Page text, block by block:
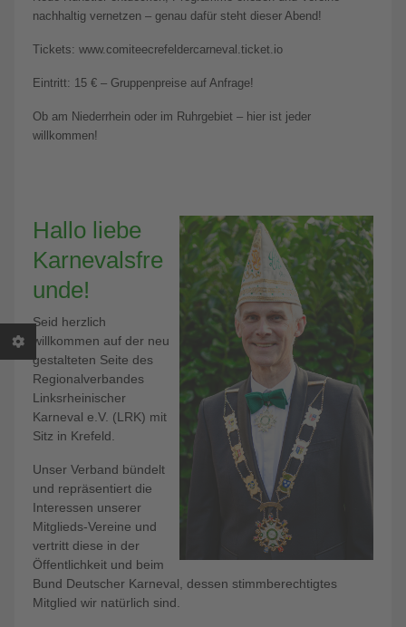
nachhaltig vernetzen – genau dafür steht dieser Abend!
Tickets: www.comiteecrefeldercarneval.ticket.io
Eintritt: 15 € – Gruppenpreise auf Anfrage!
Ob am Niederrhein oder im Ruhrgebiet – hier ist jeder
willkommen!
Hallo liebe
Karnevalsfre
unde!
Seid herzlich
willkommen auf der neu
gestalteten Seite des
Regionalverbandes
Linksrheinischer
Karneval e.V. (LRK) mit
Sitz in Krefeld.
Unser Verband bündelt
und repräsentiert die
Interessen unserer
Mitglieds-Vereine und
vertritt diese in der
Öffentlichkeit und beim
Bund Deutscher Karneval, dessen stimmberechtigtes
Mitglied wir natürlich sind.